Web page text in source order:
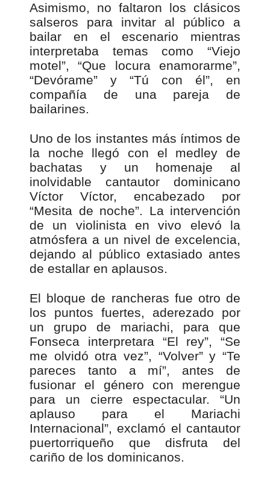
Asimismo, no faltaron los clásicos
salseros para invitar al público a
bailar en el escenario mientras
interpretaba temas como “Viejo
motel”, “Que locura enamorarme”,
“Devórame” y “Tú con él”, en
compañía de una pareja de
bailarines.
Uno de los instantes más íntimos de
la noche llegó con el medley de
bachatas y un homenaje al
inolvidable cantautor dominicano
Víctor Víctor, encabezado por
“Mesita de noche”. La intervención
de un violinista en vivo elevó la
atmósfera a un nivel de excelencia,
dejando al público extasiado antes
de estallar en aplausos.
El bloque de rancheras fue otro de
los puntos fuertes, aderezado por
un grupo de mariachi, para que
Fonseca interpretara “El rey”, “Se
me olvidó otra vez”, “Volver” y “Te
pareces tanto a mí”, antes de
fusionar el género con merengue
para un cierre espectacular. “Un
aplauso para el Mariachi
Internacional”, exclamó el cantautor
puertorriqueño que disfruta del
cariño de los dominicanos.